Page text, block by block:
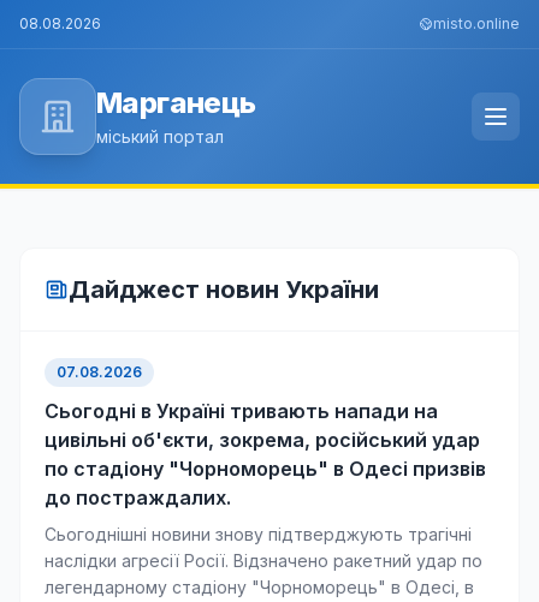
08.08.2026 misto.online
Марганець
міський портал
Дайджест новин України
07.08.2026
Сьогодні в Україні тривають напади на
цивільні об'єкти, зокрема, російський удар
по стадіону "Чорноморець" в Одесі призвів
до постраждалих.
Сьогоднішні новини знову підтверджують трагічні
наслідки агресії Росії. Відзначено ракетний удар по
легендарному стадіону "Чорноморець" в Одесі, в